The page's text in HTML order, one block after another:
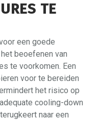
TE
een goede
beoefenen van
te voorkomen. Een
voor te bereiden
het risico op
cooling-down
naar een